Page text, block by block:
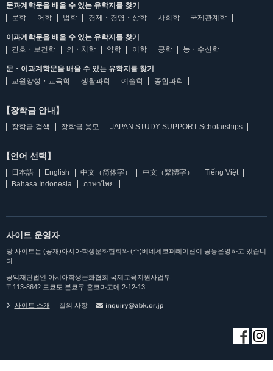
문과계학문을 배울 수 있는 유학지를 찾기
문학
어학 법학 경제・경영・상학 사회학 국제관계학
이과계학문을 배울 수 있는 유학지를 찾기
간호・보건학
의・치학 약학 이학 공학 농・수산학
문・이과계학문을 배울 수 있는 유학지를 찾기
교원양성・교육학
생활과학 예술학 종합과학
【장학금 안내】
장학금 검색 장학금 응모 JAPAN STUDY SUPPORT Scholarships
【언어 선택】
日本語 English 中文（简体字） 中文（繁體字）
Tiếng Việt
Bahasa Indonesia
ภาษาไทย
사이트 운영자
당 사이트는 (공재)아시아학생문화협회와 (주)베네세코퍼레이션이 공동운영하고 있습니
다.
공익재단법인 아시아학생문화협회 국제교육지원사업부
〒113-8642 도쿄도 분쿄쿠 혼코마고메 2-12-13
사이트 소개 질의 사항